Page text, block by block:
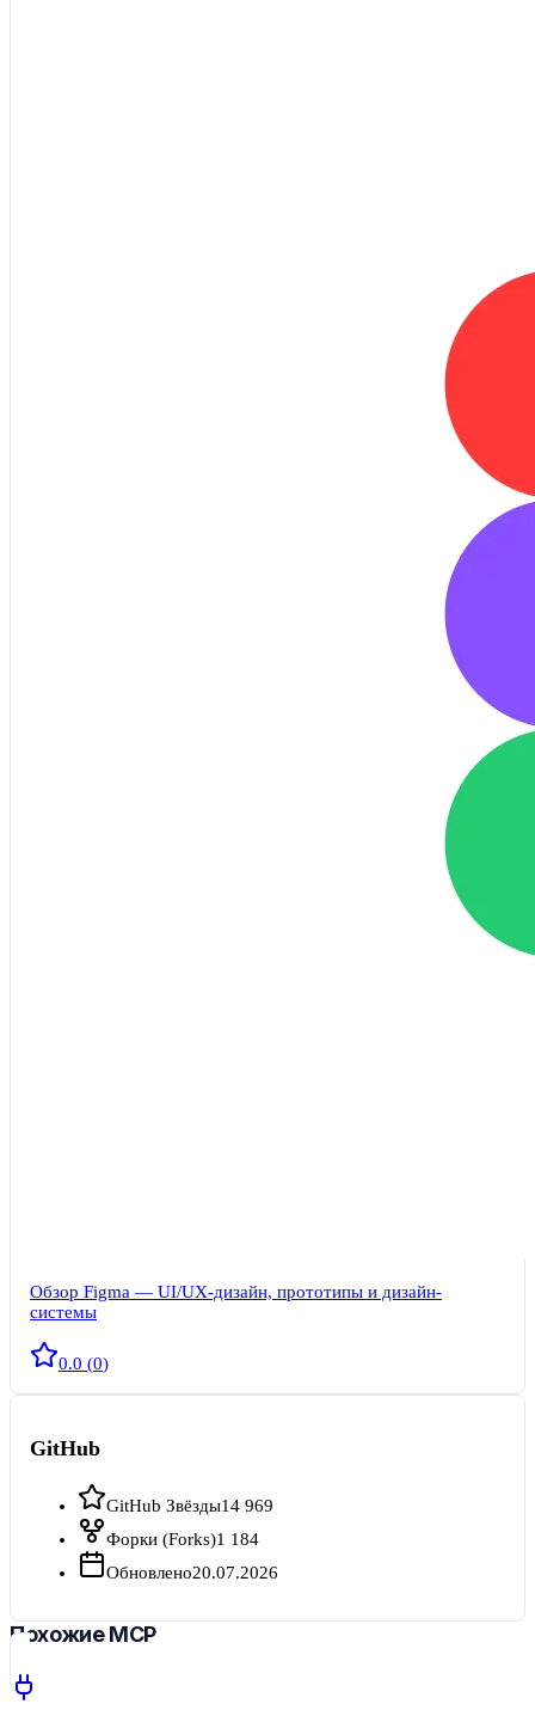
Обзор Figma — UI/UX-дизайн, прототипы и дизайн-
системы
0.0 (0)
GitHub
GitHub Звёзды14 969
Форки (Forks)1 184
Обновлено20.07.2026
Похожие MCP